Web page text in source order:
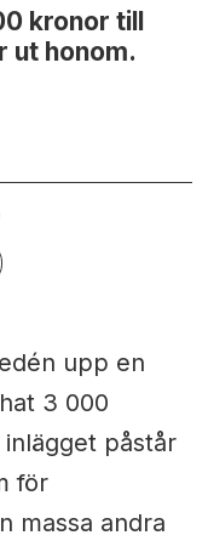
kronor till
ut honom.
upp en
3 000
påstår
för
massa andra